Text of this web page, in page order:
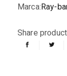
Marca:Ray-
Share